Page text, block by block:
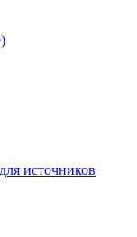
источников